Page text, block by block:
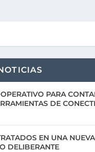
PARA
DE
EN UNA
DELIBERANTE